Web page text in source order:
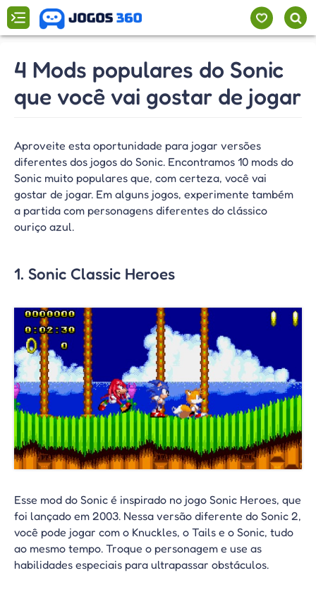
4 Mods populares do Sonic
que você vai gostar de jogar
Aproveite esta oportunidade para jogar versões
diferentes dos jogos do Sonic. Encontramos 10 mods do
Sonic muito populares que, com certeza, você vai
gostar de jogar. Em alguns jogos, experimente também
a partida com personagens diferentes do clássico
ouriço azul.
1. Sonic Classic Heroes
Esse mod do Sonic é inspirado no jogo Sonic Heroes, que
foi lançado em 2003. Nessa versão diferente do Sonic 2,
você pode jogar com o Knuckles, o Tails e o Sonic, tudo
ao mesmo tempo. Troque o personagem e use as
habilidades especiais para ultrapassar obstáculos.